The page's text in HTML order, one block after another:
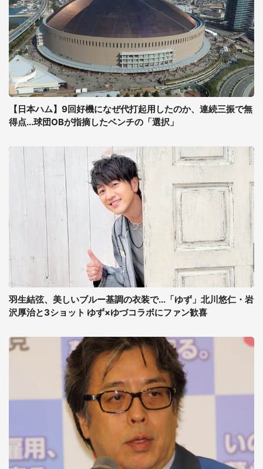
【日本ハム】9回好機になぜ代打起用したのか、連続三振で無
得点...球団OBが指摘したベンチの「選択」
羽生結弦、美しいブルー基調の衣装で...「ゆず」北川悠仁・岩
沢厚治と3ショット ゆず×ゆづコラボにファン歓喜